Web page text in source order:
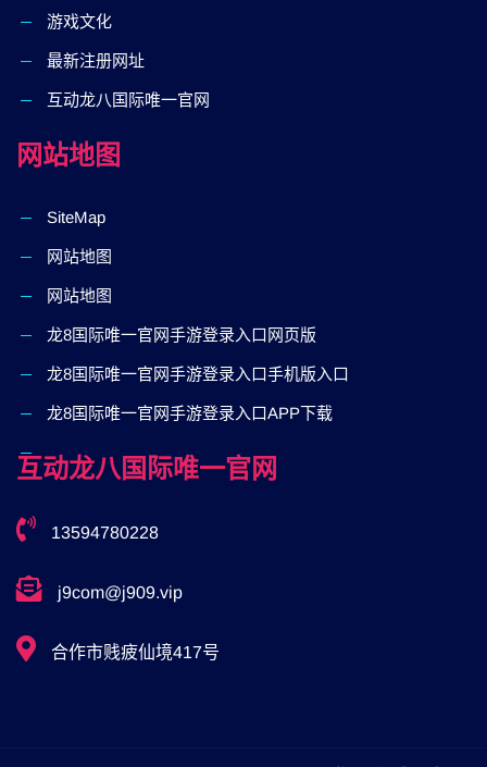
游戏文化
最新注册网址
互动龙八国际唯一官网
网站地图
SiteMap
网站地图
网站地图
龙8国际唯一官网手游登录入口网页版
龙8国际唯一官网手游登录入口手机版入口
龙8国际唯一官网手游登录入口APP下载
互动龙八国际唯一官网
13594780228
j9com@j909.vip
合作市贱疲仙境417号